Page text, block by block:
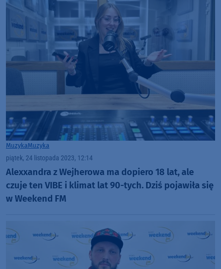
MuzykaMuzyka
piątek, 24 listopada 2023, 12:14
Alexxandra z Wejherowa ma dopiero 18 lat, ale
czuje ten VIBE i klimat lat 90-tych. Dziś pojawiła się
w Weekend FM